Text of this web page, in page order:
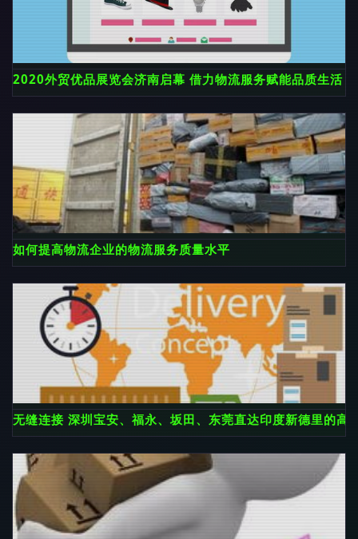
2020外贸优品展览会济南启幕 借力物流服务赋能品质生活
如何提高物流企业的物流服务质量水平
无缝连接 深圳宝安、福永、坂田、东莞直达印度新德里的高